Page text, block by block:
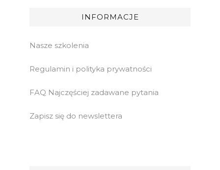
INFORMACJE
Nasze szkolenia
Regulamin i polityka prywatności
FAQ Najczęściej zadawane pytania
Zapisz się do newslettera